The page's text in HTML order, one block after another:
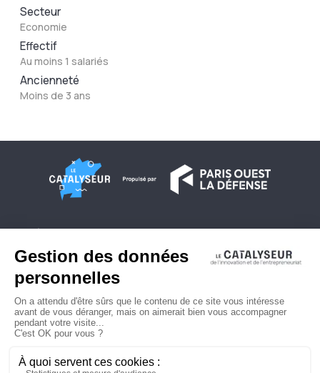
Secteur
Economie
Effectif
Au moins 1 salariés
Ancienneté
Moins de 3 ans
Conditions générales d'utilisation
Contactez-nous
Politique de confidentialité
Plan du site
© 2026 Copyright - Le Catalyseur